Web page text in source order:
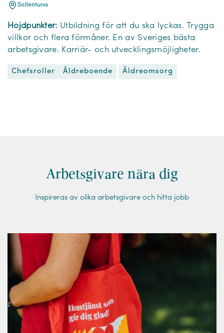
Sollentuna
Höjdpunkter: Utbildning för att du ska lyckas. Trygga
villkor och flera förmåner. En av Sveriges bästa
arbetsgivare. Karriär- och utvecklingsmöjligheter.
Chefsroller Äldreboende Äldreomsorg
Arbetsgivare nära dig
Inspireras av olika arbetsgivare och hitta jobb